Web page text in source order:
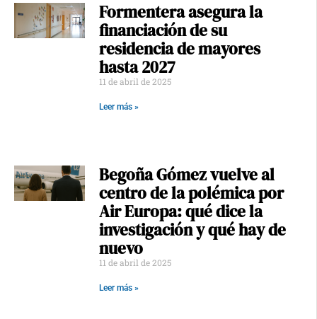
Formentera asegura la
financiación de su
residencia de mayores
hasta 2027
11 de abril de 2025
Leer más »
Begoña Gómez vuelve al
centro de la polémica por
Air Europa: qué dice la
investigación y qué hay de
nuevo
11 de abril de 2025
Leer más »